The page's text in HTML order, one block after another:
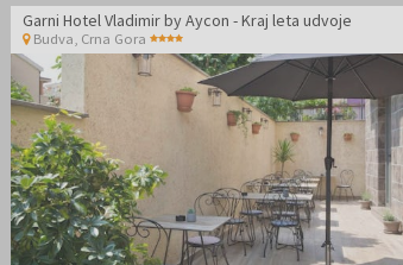
Garni Hotel Vladimir by Aycon - Kraj leta udvoje
Budva, Crna Gora